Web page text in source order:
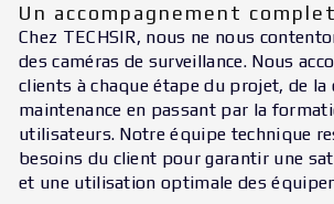
Un accompagnement
Chez TECHSIR, nous ne nous
des caméras de surveillance. Nous
clients à chaque étape du projet, de la
maintenance en passant par la
utilisateurs. Notre équipe technique
besoins du client pour garantir une
et une utilisation optimale des